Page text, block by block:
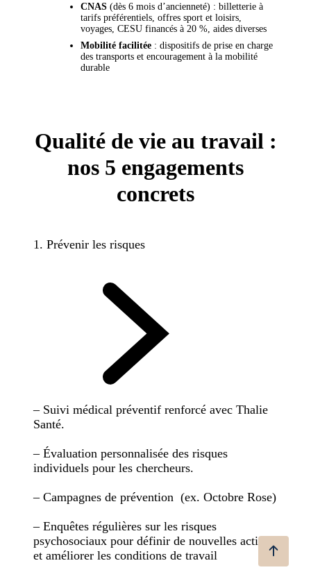
CNAS (dès 6 mois d’ancienneté) : billetterie à
tarifs préférentiels, offres sport et loisirs,
voyages, CESU financés à 20 %, aides diverses
Mobilité facilitée : dispositifs de prise en charge
des transports et encouragement à la mobilité
durable
Qualité de vie au travail :
nos 5 engagements
concrets
1. Prévenir les risques
– Suivi médical préventif renforcé avec Thalie
Santé.
– Évaluation personnalisée des risques
individuels pour les chercheurs.
– Campagnes de prévention (ex. Octobre Rose)
– Enquêtes régulières sur les risques
psychosociaux pour définir de nouvelles actions
et améliorer les conditions de travail